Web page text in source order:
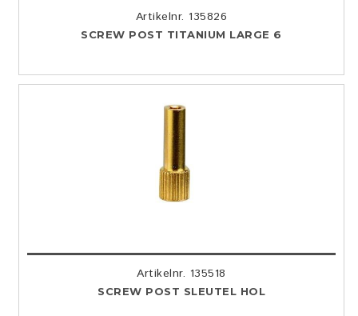
Artikelnr. 135826
SCREW POST TITANIUM LARGE 6
Artikelnr. 135518
SCREW POST SLEUTEL HOL